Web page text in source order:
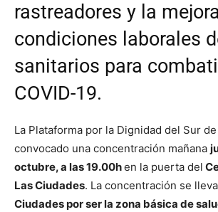
rastreadores y la
condiciones laborales
sanitarios para
COVID-19.
La Plataforma por la Dignidad del Sur
convocado una concentración mañana
octubre, a las 19.00hen la puerta del
Las Ciudades. La concentración se
Ciudades por ser la zona básica de